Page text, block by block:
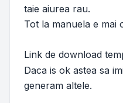
taie aiurea rau.
Tot la manuela e mai
Link de download
Daca is ok astea sa
generam altele.